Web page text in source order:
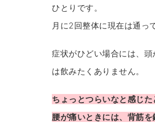
ひとりです。
月に2回整体に現在は通っ
症状がひどい場合には、
は飲みたくありません。
ちょっとつらいなと感じ
腰が痛いときには、背筋